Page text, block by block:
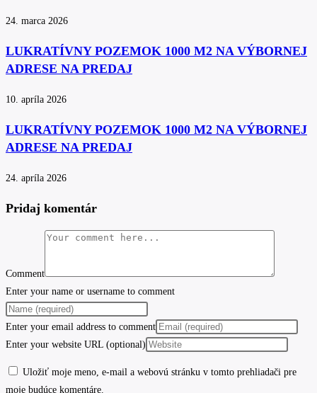
24. marca 2026
LUKRATÍVNY POZEMOK 1000 M2 NA VÝBORNEJ
ADRESE NA PREDAJ
10. apríla 2026
LUKRATÍVNY POZEMOK 1000 M2 NA VÝBORNEJ
ADRESE NA PREDAJ
24. apríla 2026
Pridaj komentár
Comment
Enter your name or username to comment
Enter your email address to comment
Enter your website URL (optional)
Uložiť moje meno, e-mail a webovú stránku v tomto prehliadači pre
moje budúce komentáre.